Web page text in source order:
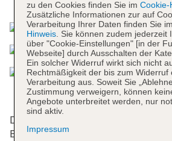
Das Hotel bietet 251 Zimmer, 19
Einzelzimmer auf 29 Etagen, die
zu den Cookies finden Sie im Cookie-
Zusätzliche Informationen zur auf
Verarbeitung Ihrer Daten finden Sie im
Hinweis. Sie können zudem jederzeit
über "Cookie-Einstellungen" [in der
Webseite] durch Ausschalten der
Ein solcher Widerruf wirkt sich nicht
Rechtmäßigkeit der bis zum Widerruf
Verarbeitung aus. Soweit Sie
Zustimmung verweigern, können
Angebote unterbreitet werden, nur
sind aktiv.
Impressum